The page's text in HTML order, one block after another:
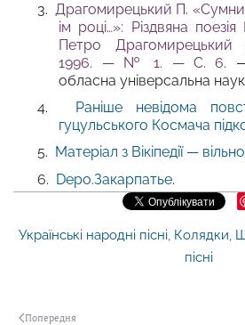
3. Драгомирецький П.
ім році…»: Різдвяна
Петро
1996. — № 1. — С. 6.
обласна універсальна
4.
Раніше невідома
гуцульського Космача
5. Матеріал з Вікіпедії —
6. Depo.Закарпатье.
Українські народні пісні, Колядки,
пісні
Попередня